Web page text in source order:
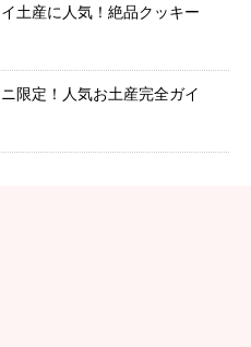
土産に人気！絶品クッキー
限定！人気お土産完全ガイ